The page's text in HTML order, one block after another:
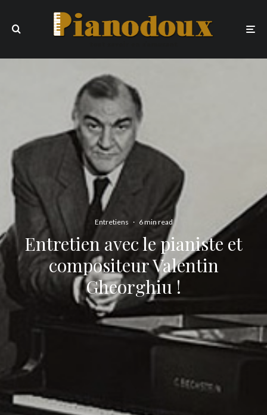
Entretiens · 6 min read
Entretien avec le pianiste et
compositeur Valentin
Gheorghiu !